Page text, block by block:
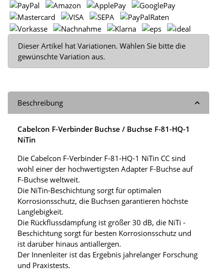
x
Dieser Artikel hat Variationen. Wählen Sie bitte die
gewünschte Variation aus.
Beschreibung
Cabelcon F-Verbinder Buchse / Buchse F-81-HQ-1
NiTin
Die Cabelcon F-Verbinder F-81-HQ-1 NiTin CC sind
wohl einer der hochwertigsten Adapter F-Buchse auf
F-Buchse weltweit.
Die NiTin-Beschichtung sorgt für optimalen
Korrosionsschutz, die Buchsen garantieren höchste
Langlebigkeit.
Die Rückflussdämpfung ist größer 30 dB, die NiTi -
Beschichtung sorgt für besten Korrosionsschutz und
ist darüber hinaus antiallergen.
Der Innenleiter ist das Ergebnis jahrelanger Forschung
und Praxistests.